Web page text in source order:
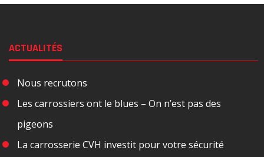
ACTUALITÉS
Nous recrutons
Les carrossiers ont le blues – On n’est pas des
pigeons
La carrosserie CVH investit pour votre sécurité